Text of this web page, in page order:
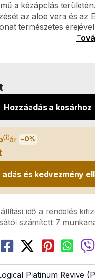
a kézápolás
az aloe vera és az
természetes
Hozzáadás a kosárhoz
ⓘár -0%
adás és kedvezmény
idő a rendelés
számított 7
Platinum Revive